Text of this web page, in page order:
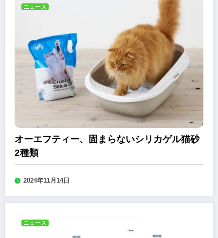
ニュース
オーエフティー、固まらないシリカゲル猫砂
2種類
2024年11月14日
ニュース